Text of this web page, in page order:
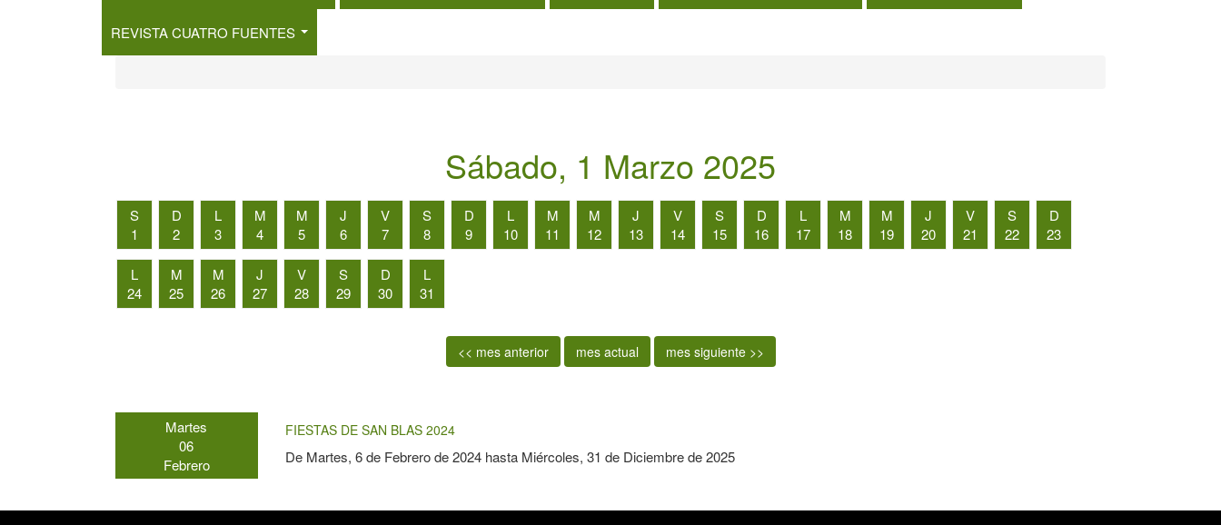
REVISTA CUATRO FUENTES
Sábado, 1 Marzo 2025
S
1
D
2
L
3
M
4
M
5
J
6
V
7
S
8
D
9
L
10
M
11
M
12
J
13
V
14
S
15
D
16
L
17
M
18
M
19
J
20
V
21
S
22
D
23
L
24
M
25
M
26
J
27
V
28
S
29
D
30
L
31
<< mes anterior mes actual mes siguiente >>
Martes
06
Febrero
FIESTAS DE SAN BLAS 2024
De Martes, 6 de Febrero de 2024hasta Miércoles, 31 de Diciembre de 2025